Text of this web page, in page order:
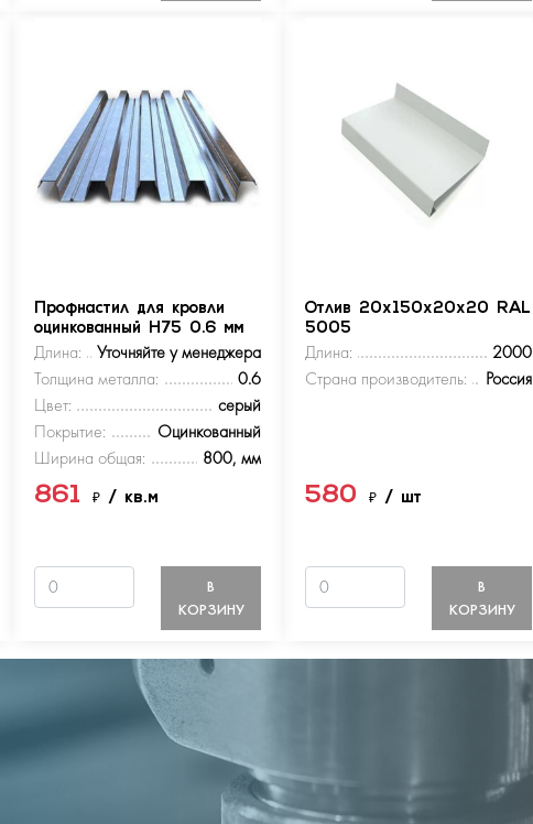
Профнастил для кровли
оцинкованный Н75 0.6 мм
Длина:
Уточняйте у менеджера
Толщина металла:
0.6
Цвет:
серый
Покрытие:
Оцинкованный
Ширина общая:
800, мм
861₽/ кв.м
В
КОРЗИНУ
Отлив 20х150х20х20 RAL
5005
Длина:
2000
Страна производитель:
Россия
580₽/ шт
В
КОРЗИНУ